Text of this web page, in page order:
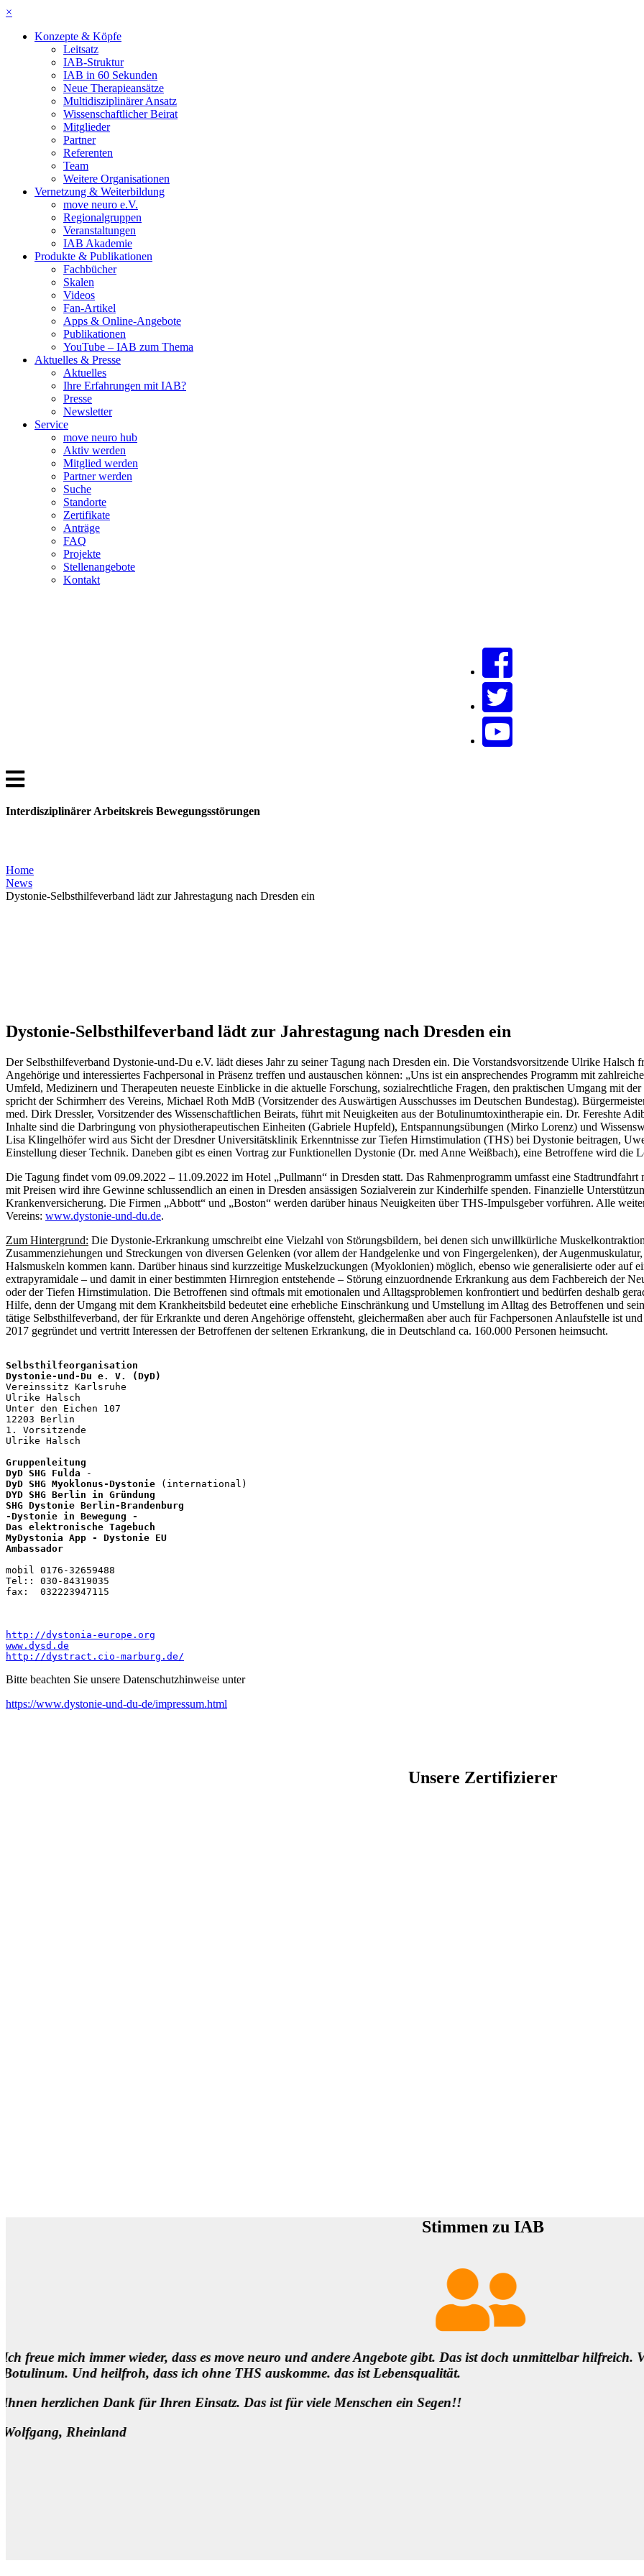
×
Konzepte & Köpfe
Leitsatz
IAB-Struktur
IAB in 60 Sekunden
Neue Therapieansätze
Multidisziplinärer Ansatz
Wissenschaftlicher Beirat
Mitglieder
Partner
Referenten
Team
Weitere Organisationen
Vernetzung & Weiterbildung
move neuro e.V.
Regionalgruppen
Veranstaltungen
IAB Akademie
Produkte & Publikationen
Fachbücher
Skalen
Videos
Fan-Artikel
Apps & Online-Angebote
Publikationen
YouTube – IAB zum Thema
Aktuelles & Presse
Aktuelles
Ihre Erfahrungen mit IAB?
Presse
Newsletter
Service
move neuro hub
Aktiv werden
Mitglied werden
Partner werden
Suche
Standorte
Zertifikate
Anträge
FAQ
Projekte
Stellenangebote
Kontakt
Interdisziplinärer Arbeitskreis Bewegungsstörungen
Home
News
Dystonie-Selbsthilfeverband lädt zur Jahrestagung nach Dresden ein
Dystonie-Selbsthilfeverband lädt zur Jahrestagung nach Dresden ein
Der Selbsthilfeverband Dystonie-und-Du e.V. lädt dieses Jahr zu seiner Tagung nach Dresden ein. Die Vorstandsvorsitzende Ulrike Halsch
Angehörige und interessiertes Fachpersonal in Präsenz treffen und austauschen können: „Uns ist ein ansprechendes Programm mit
Umfeld, Medizinern und Therapeuten neueste Einblicke in die aktuelle Forschung, sozialrechtliche Fragen, den praktischen Umgang mit
spricht der Schirmherr des Vereins, Michael Roth MdB (Vorsitzender des Auswärtigen Ausschusses im Deutschen Bundestag).
med. Dirk Dressler, Vorsitzender des Wissenschaftlichen Beirats, führt mit Neuigkeiten aus der Botulinumtoxintherapie ein. Dr. Fereshte
Inhalte sind die Darbringung von physiotherapeutischen Einheiten (Gabriele Hupfeld), Entspannungsübungen (Mirko Lorenz) und
Lisa Klingelhöfer wird aus Sicht der Dresdner Universitätsklinik Erkenntnisse zur Tiefen Hirnstimulation (THS) bei Dystonie beitragen,
Einstellung dieser Technik. Daneben gibt es einen Vortrag zur Funktionellen Dystonie (Dr. med Anne Weißbach), eine Betroffene wird die
Die Tagung findet vom 09.09.2022 – 11.09.2022 im Hotel „Pullmann“ in Dresden statt. Das Rahmenprogramm umfasst eine
mit Preisen wird ihre Gewinne schlussendlich an einen in Dresden ansässigen Sozialverein zur Kinderhilfe spenden. Finanzielle
Krankenversicherung. Die Firmen „Abbott“ und „Boston“ werden darüber hinaus Neuigkeiten über THS-Impulsgeber vorführen. Alle
Vereins: www.dystonie-und-du.de.
Zum Hintergrund: Die Dystonie-Erkrankung umschreibt eine Vielzahl von Störungsbildern, bei denen sich unwillkürliche
Zusammenziehungen und Streckungen von diversen Gelenken (vor allem der Handgelenke und von Fingergelenken), der
Halsmuskeln kommen kann. Darüber hinaus sind kurzzeitige Muskelzuckungen (Myoklonien) möglich, ebenso wie generalisierte oder auf
extrapyramidale – und damit in einer bestimmten Hirnregion entstehende – Störung einzuordnende Erkrankung aus dem Fachbereich der
oder der Tiefen Hirnstimulation. Die Betroffenen sind oftmals mit emotionalen und Alltagsproblemen konfrontiert und bedürfen deshalb
Hilfe, denn der Umgang mit dem Krankheitsbild bedeutet eine erhebliche Einschränkung und Umstellung im Alltag des Betroffenen und
tätige Selbsthilfeverband, der für Erkrankte und deren Angehörige offensteht, gleichermaßen aber auch für Fachpersonen Anlaufstelle ist
2017 gegründet und vertritt Interessen der Betroffenen der seltenen Erkrankung, die in Deutschland ca. 160.000 Personen heimsucht.
Selbsthilfeorganisation
Vereinssitz Karlsruhe
Ulrike Halsch
Unter den Eichen 107
12203 Berlin
1. Vorsitzende
Ulrike Halsch
Gruppenleitung
DyD SHG Fulda
DyD SHG Myoklonus-Dystonie
DYD SHG Berlin in Gründung
SHG Dystonie Berlin-Brandenburg
-Dystonie in Bewegung -
Das elektronische Tagebuch
MyDystonia App - Dystonie EU
Ambassador
mobil 0176-32659488
Tel:: 030-84319035
fax:  032223947115
http://dystonia-europe.org
www.dysd.de
http://dystract.cio-marburg.de/
Bitte beachten Sie unsere Datenschutzhinweise unter
https://www.dystonie-und-du-de/impressum.html
Unsere Zertifizierer
Stimmen zu IAB
Das ist doch unmittelbar hilfreich. Vielen Dank! Genauso bin ich unheimlich dankbar fürsDanke für die
solche
wichtige
Liebe Grüße